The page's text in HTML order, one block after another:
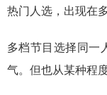
热门人选，出现在
多档节目选择同一
气。但也从某种程